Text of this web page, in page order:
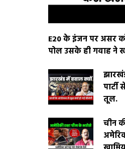
E20 के इंजन पर असर
पोल उसके ही गवाह ने
तूल.
चीन